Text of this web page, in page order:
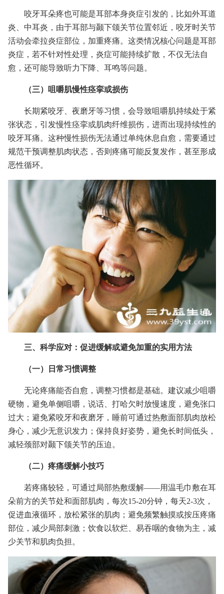
咬牙耳朵疼也可能是耳部本身炎症引发的，比如外耳道
炎、中耳炎，由于耳部与颞下颌关节位置邻近，咬牙时关节
活动会牵拉炎症部位，加重疼痛。这类情况核心问题是耳部
炎症，若不针对性处理，炎症可能持续扩散，不仅无法自
愈，还可能导致听力下降、耳鸣等问题。
（三）咀嚼肌慢性痉挛或损伤
长期紧咬牙、夜磨牙等习惯，会导致咀嚼肌持续处于紧
张状态，引发慢性痉挛或肌肉纤维损伤，进而出现持续性的
咬牙耳痛。这种慢性损伤无法通过单纯休息自愈，需要通过
规范干预调整肌肉状态，否则疼痛可能反复发作，甚至形成
恶性循环。
三、科学应对：促进缓解或避免加重的实用方法
（一）日常习惯调整
无论疼痛能否自愈，调整习惯都是基础。建议减少咀嚼
硬物，避免单侧咀嚼，说话、打哈欠时放慢速度，避免张口
过大；避免紧咬牙和夜磨牙，睡前可通过热敷面部肌肉放松
身心，减少无意识发力；保持良好姿势，避免长时间低头，
减轻颈部对颞下颌关节的压迫。
（二）疼痛缓解小技巧
若疼痛较轻，可通过局部热敷缓解——用温毛巾敷在耳
朵前方的关节处和面部肌肉，每次15-20分钟，每天2-3次，
促进血液循环，放松紧张的肌肉；避免频繁触摸或按压疼痛
部位，减少局部刺激；饮食以软烂、易吞咽的食物为主，减
少关节和肌肉负担。